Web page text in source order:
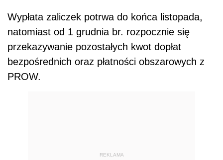
Wypłata zaliczek potrwa do końca listopada,
natomiast od 1 grudnia br. rozpocznie się
przekazywanie pozostałych kwot dopłat
bezpośrednich oraz płatności obszarowych z
PROW.
REKLAMA